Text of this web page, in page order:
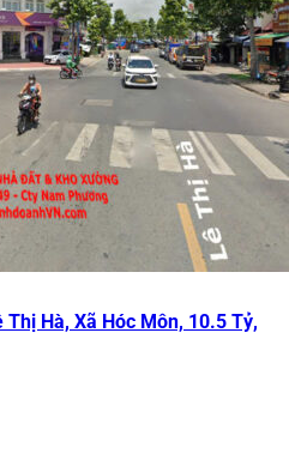
Hà, Xã Hóc Môn, 10.5 Tỷ,